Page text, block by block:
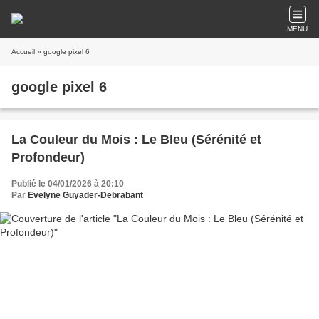
MENU
Accueil » google pixel 6
google pixel 6
La Couleur du Mois : Le Bleu (Sérénité et
Profondeur)
Publié le 04/01/2026 à 20:10
Par Evelyne Guyader-Debrabant